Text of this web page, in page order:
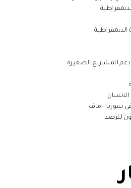
المشاريع الصغيرة
سوريا - ماف
للرصد